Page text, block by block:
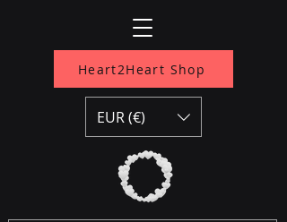
Heart2Heart Shop
EUR (€)